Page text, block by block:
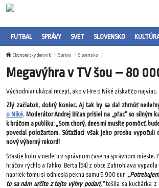
FUTBAL SPRÁVY SVET SLOVENSKO
Ekonomický denník Správy Slovensko
Megavýhra v TV šou – 80
Východniar ukázal recept, ako v Hre o Niké získať čo najviac.
Zlý začiatok, dobrý koniec. Aj tak by sa dal zhrnúť
o Niké. Moderátor Andrej Bičan prišiel na „pľac“ so silným
k hráčom a publiku: „Som chorý, dnes mi musíte pomôcť,
povedal položartom. Súťažiaci však jeho prosbu vypočuli
nový výherný rekord!
Šťastie bolo v nedeľu v správnom čase na správnom mieste.
hráčov rýchlo a ľahko. Berta (54) z obce Zubrohlava
napriek tomu si odniesla peknú sumu 5 900 eur.
to sa nám určite z tejto výhry podarí,“tešila sa kuchárka z